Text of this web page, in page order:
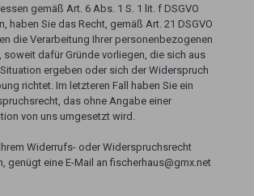
gemäß Art. 6 Abs. 1 S. 1 lit. f DSGVO
haben Sie das Recht, gemäß Art. 21 DSGVO
die Verarbeitung Ihrer personenbezogenen
soweit dafür Gründe vorliegen, die sich aus
ergeben oder sich der Widerspruch
richtet. Im letzteren Fall haben Sie ein
das ohne Angabe einer
von uns umgesetzt wird.
Widerrufs- oder Widerspruchsrecht
genügt eine E-Mail an fischerhaus@gmx.net